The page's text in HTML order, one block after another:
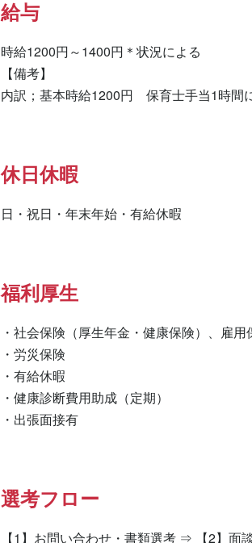
給与
時給1200円～1400円＊状況による
【備考】
内訳；基本時給1200円　保育士手当1時
休日休暇
福利厚生
・社会保険（厚生年金・健康保険）、雇用
・労災保険
・有給休暇
・健康診断費用助成（定期）
・出張面接有
選考フロー
【1】お問い合わせ・書類選考 ⇒ 【2】面